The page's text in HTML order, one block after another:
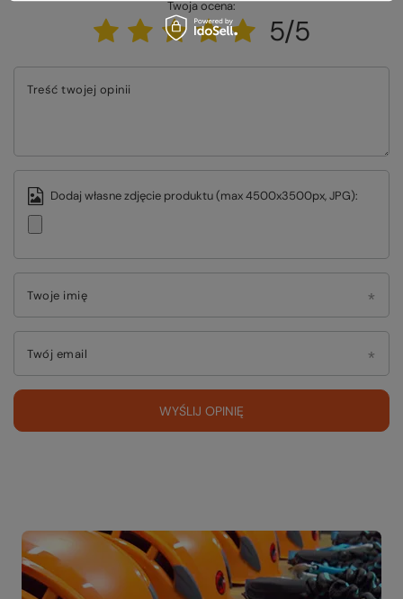
Twoja ocena:
5/5
Treść twojej opinii
Dodaj własne zdjęcie produktu (max 4500x3500px, JPG):
Twoje imię
Twój email
WYŚLIJ OPINIĘ